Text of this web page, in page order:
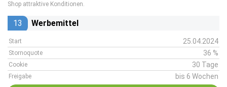
Shop attraktive Konditionen.
13 Werbemittel
Start 25.04.2024
Stornoquote 36 %
Cookie 30 Tage
Freigabe bis 6 Wochen